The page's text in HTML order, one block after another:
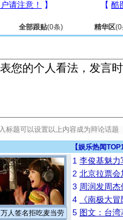
全部跟贴(0条) 精华区(0
【娱乐热闻
万人签名拒吃麦当劳
1 李俊基魅力
2 北京拉票
3 周润发周
4
《南极大
5 图文：台